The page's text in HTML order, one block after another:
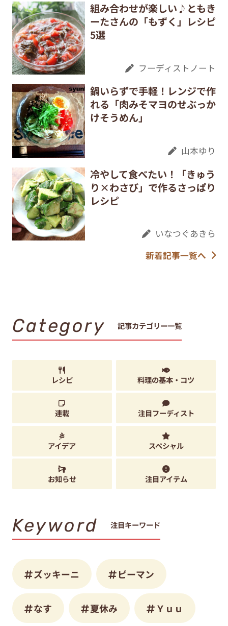
組み合わせが楽しい♪ともき
ーたさんの「もずく」レシピ
5選
フーディストノート
鍋いらずで手軽！レンジで作
れる「肉みそマヨのせぶっか
けそうめん」
山本ゆり
冷やして食べたい！「きゅう
り×わさび」で作るさっぱり
レシピ
いなつぐあきら
新着記事一覧へ
Category 記事カテゴリー一覧
レシピ 料理の基本・コツ
連載 注目フーディスト
アイデア スペシャル
お知らせ 注目アイテム
Keyword 注目キーワード
ズッキーニ ピーマン
なす 夏休み Ｙｕｕ